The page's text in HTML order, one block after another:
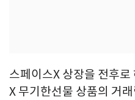
스페이스X 상장을 전후
X 무기한선물 상품의 거